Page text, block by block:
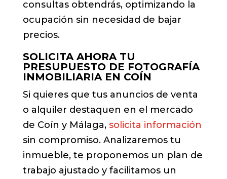
consultas obtendrás, optimizando la
ocupación sin necesidad de bajar
precios.
SOLICITA AHORA TU
PRESUPUESTO DE FOTOGRAFÍA
INMOBILIARIA EN COÍN
Si quieres que tus anuncios de venta
o alquiler destaquen en el mercado
de Coín y Málaga, solicita información
sin compromiso. Analizaremos tu
inmueble, te proponemos un plan de
trabajo ajustado y facilitamos un